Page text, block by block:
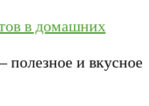
в домашних
полезное и вкусное